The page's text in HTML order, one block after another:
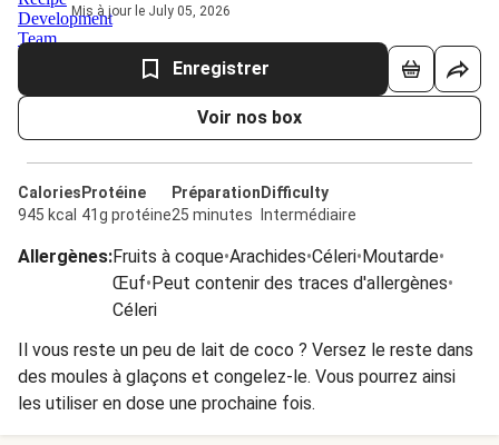
Mis à jour le July 05, 2026
Enregistrer
Voir nos box
Calories
945 kcal
Protéine
41g protéine
Préparation
25 minutes
Difficulty
Intermédiaire
Allergènes:Fruits à coque•Arachides•Céleri•Moutarde•
Œuf•Peut contenir des traces d'allergènes•
Céleri
Il vous reste un peu de lait de coco ? Versez le reste dans
des moules à glaçons et congelez-le. Vous pourrez ainsi
les utiliser en dose une prochaine fois.